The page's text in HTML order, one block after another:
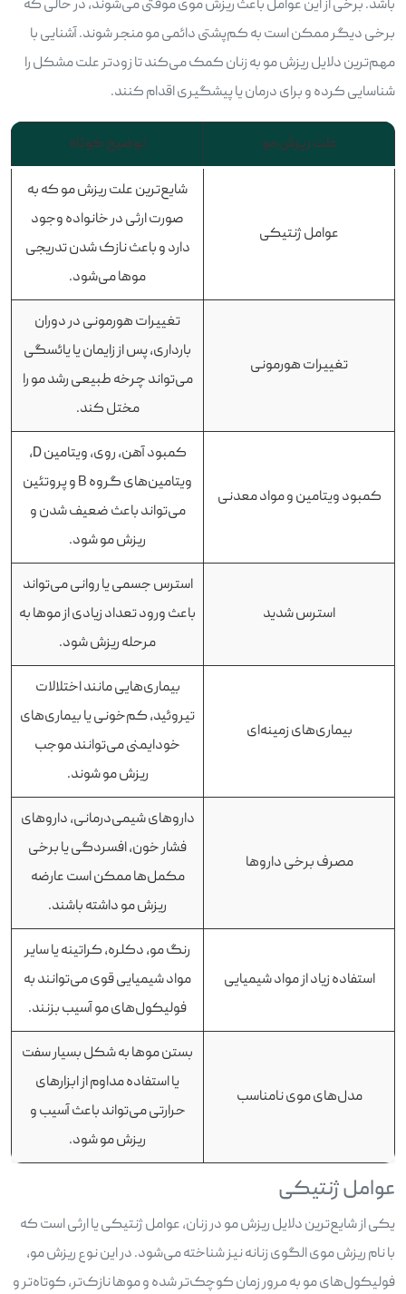
باشد. برخی از این عوامل باعث ریزش موی موقتی می‌شوند، در حالی که
برخی دیگر ممکن است به کم‌پشتی دائمی مو منجر شوند. آشنایی با
مهم‌ترین دلایل ریزش مو به زنان کمک می‌کند تا زودتر علت مشکل را
شناسایی کرده و برای درمان یا پیشگیری اقدام کنند.
علت ریزش مو توضیح کوتاه
عوامل ژنتیکی
شایع‌ترین علت ریزش مو که به
صورت ارثی در خانواده وجود
دارد و باعث نازک شدن تدریجی
موها می‌شود.
تغییرات هورمونی
تغییرات هورمونی در دوران
بارداری، پس از زایمان یا یائسگی
می‌تواند چرخه طبیعی رشد مو را
مختل کند.
کمبود ویتامین و مواد معدنی
کمبود آهن، روی، ویتامین D،
ویتامین‌های گروه B و پروتئین
می‌تواند باعث ضعیف شدن و
ریزش مو شود.
استرس شدید
استرس جسمی یا روانی می‌تواند
باعث ورود تعداد زیادی از موها به
مرحله ریزش شود.
بیماری‌های زمینه‌ای
بیماری‌هایی مانند اختلالات
تیروئید، کم‌خونی یا بیماری‌های
خودایمنی می‌توانند موجب
ریزش مو شوند.
مصرف برخی داروها
داروهای شیمی‌درمانی، داروهای
فشار خون، افسردگی یا برخی
مکمل‌ها ممکن است عارضه
ریزش مو داشته باشند.
استفاده زیاد از مواد شیمیایی
رنگ مو، دکلره، کراتینه یا سایر
مواد شیمیایی قوی می‌توانند به
فولیکول‌های مو آسیب بزنند.
مدل‌های موی نامناسب
بستن موها به شکل بسیار سفت
یا استفاده مداوم از ابزارهای
حرارتی می‌تواند باعث آسیب و
ریزش مو شود.
عوامل ژنتیکی
یکی از شایع‌ترین دلایل ریزش مو در زنان، عوامل ژنتیکی یا ارثی است که
با نام ریزش موی الگوی زنانه نیز شناخته می‌شود. در این نوع ریزش مو،
فولیکول‌های مو به مرور زمان کوچک‌تر شده و موها نازک‌تر، کوتاه‌تر و